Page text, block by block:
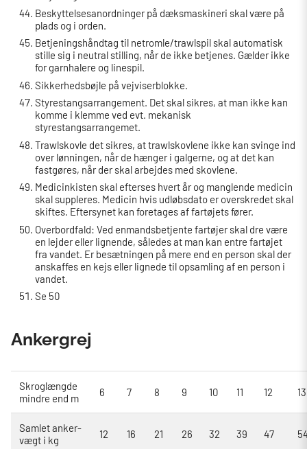
Beskyttelsesanordninger på dæksmaskineri skal være på
plads og i orden.
Betjeningshåndtag til netromle/trawlspil skal automatisk
stille sig i neutral stilling, når de ikke betjenes. Gælder ikke
for garnhalere og linespil.
Sikkerhedsbøjle på vejviserblokke.
Styrestangsarrangement. Det skal sikres, at man ikke kan
komme i klemme ved evt. mekanisk
styrestangsarrangemet.
Trawlskovle det sikres, at trawlskovlene ikke kan svinge ind
over lønningen, når de hænger i galgerne, og at det kan
fastgøres, når der skal arbejdes med skovlene.
Medicinkisten skal efterses hvert år og manglende medicin
skal suppleres. Medicin hvis udløbsdato er overskredet skal
skiftes. Eftersynet kan foretages af fartøjets fører.
Overbordfald: Ved enmandsbetjente fartøjer skal dre være
en lejder eller lignende, således at man kan entre fartøjet
fra vandet. Er besætningen på mere end en person skal der
anskaffes en kejs eller lignede til opsamling af en person i
vandet.
Se 50
Ankergrej
Skroglængde
mindre end m
6 7 8 9 10 11 12 13
Samlet anker-
vægt i kg
12 16 21 26 32 39 47